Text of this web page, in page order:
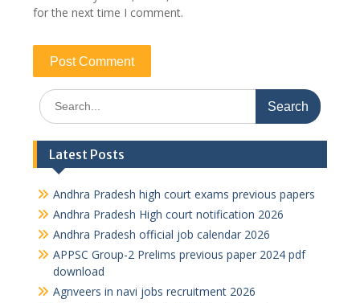
for the next time I comment.
Search
for:
Latest Posts
Andhra Pradesh high court exams previous papers
Andhra Pradesh High court notification 2026
Andhra Pradesh official job calendar 2026
APPSC Group-2 Prelims previous paper 2024 pdf
download
Agnveers in navi jobs recruitment 2026